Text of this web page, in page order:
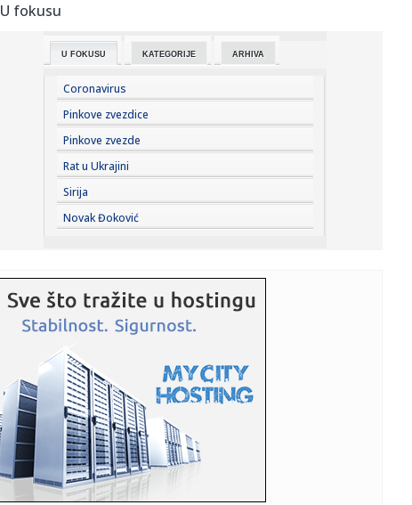
15:04:
15:04:
"Magla band" puni dvorane širom regiona: U Sarajevu
15:01:Šta je sassy voda i zašto je ovog leta među
najpretraživaniji...
14:59:Dejan Stanković Kralj danas "staje na ludi kamen": Drago
mi je ...
14:58:Užas u školi: Broj žrtava pucnjave na Tajlandu porastao na
dev...
14:52: Nafta vredna bilion dolara pokrenula novu dramu na
Grenlandu: Vla...
14:52:
14:51:Tuga u porodici Mesi: Preminuo otac slavnog
argentinskog fudbaler...
14:50:Otvorena izložba “Iluzije treba čuvati na sobnoj
temperaturi...
14:49:Dubai u centru kripto-afere od četiri milijarde dolara: SAD
U fokusu
U FOKUSU KATEGORIJE ARHIVA
Coronavirus
Pinkove zvezdice
Pinkove zvezde
Rat u Ukrajini
Sirija
Novak Đoković